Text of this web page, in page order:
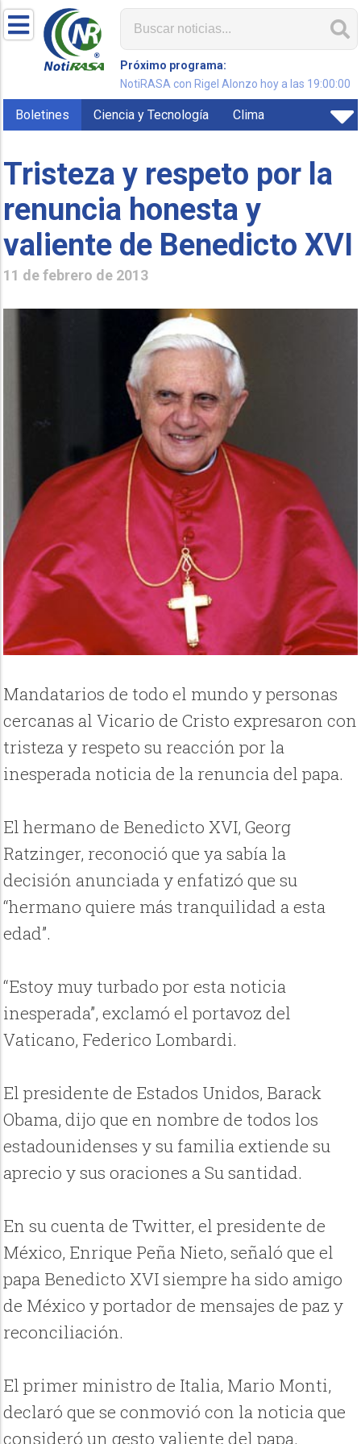
Próximo programa:
NotiRASA con Rigel Alonzo hoy a las 19:00:00
Boletines Ciencia y Tecnología Clima
Tristeza y respeto por la
renuncia honesta y
valiente de Benedicto XVI
11 de febrero de 2013
Mandatarios de todo el mundo y personas
cercanas al Vicario de Cristo expresaron con
tristeza y respeto su reacción por la
inesperada noticia de la renuncia del papa.
El hermano de Benedicto XVI, Georg
Ratzinger, reconoció que ya sabía la
decisión anunciada y enfatizó que su
“hermano quiere más tranquilidad a esta
edad”.
“Estoy muy turbado por esta noticia
inesperada”, exclamó el portavoz del
Vaticano, Federico Lombardi.
El presidente de Estados Unidos, Barack
Obama, dijo que en nombre de todos los
estadounidenses y su familia extiende su
aprecio y sus oraciones a Su santidad.
En su cuenta de Twitter, el presidente de
México, Enrique Peña Nieto, señaló que el
papa Benedicto XVI siempre ha sido amigo
de México y portador de mensajes de paz y
reconciliación.
El primer ministro de Italia, Mario Monti,
declaró que se conmovió con la noticia que
consideró un gesto valiente del papa.